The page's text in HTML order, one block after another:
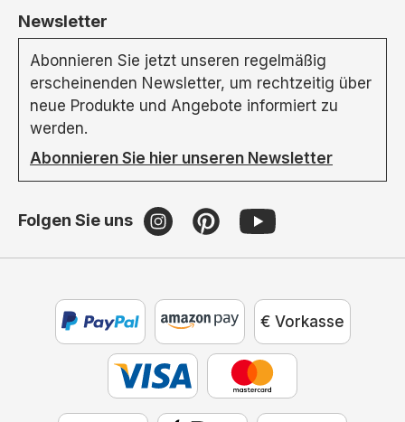
Newsletter
Abonnieren Sie jetzt unseren regelmäßig
erscheinenden Newsletter, um rechtzeitig über
neue Produkte und Angebote informiert zu
werden.
Abonnieren Sie hier unseren Newsletter
Folgen Sie uns
€ Vorkasse